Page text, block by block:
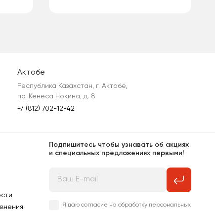
Актобе
Республика Казахстан, г. Актобе,
пр. Кенеса Нокина, д. 8
+7 (812) 702-12-42
Подпишитесь чтобы узнавать об акциях
и специальных предложениях первыми!
Я даю согласие на обработку персональных